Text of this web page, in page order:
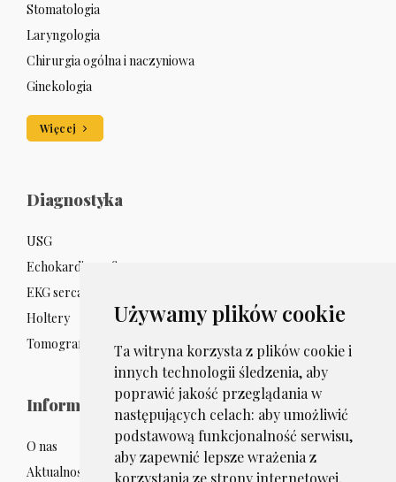
Używamy plików cookie
Ta witryna korzysta z plików cookie i
innych technologii śledzenia, aby
poprawić jakość przeglądania w
następujących celach: aby umożliwić
podstawową funkcjonalność serwisu,
aby zapewnić lepsze wrażenia z
korzystania ze strony internetowej
Stomatologia
Laryngologia
Chirurgia ogólna i naczyniowa
Ginekologia
Więcej
Diagnostyka
USG
Echokardiografia
EKG serca
Holtery
Tomografia komputerowa
Informacje
O nas
Aktualności